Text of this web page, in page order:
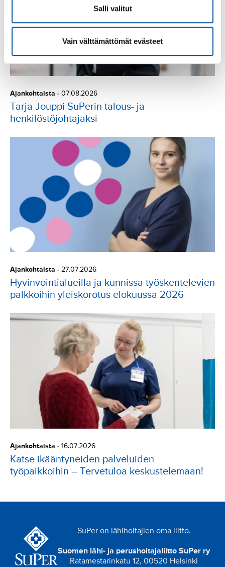
Salli valitut
Vain välttämättömät evästeet
Ajankohtaista - 07.08.2026
Tarja Jouppi SuPerin talous- ja
henkilöstöjohtajaksi
Ajankohtaista - 27.07.2026
Hyvinvointialueilla ja kunnissa työskentelevien
palkkoihin yleiskorotus elokuussa 2026
Ajankohtaista - 16.07.2026
Katse ikääntyneiden palveluiden
työpaikkoihin – Tervetuloa keskustelemaan!
SuPer on lähihoitajien oma liitto.
Suomen lähi- ja perushoitajaliitto SuPer ry
Ratamestarinkatu 12, 00520 Helsinki